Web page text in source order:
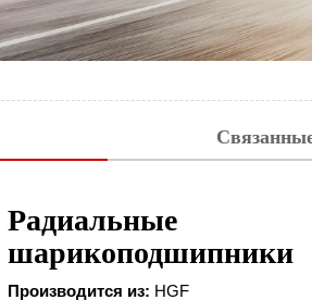
Радиальные
шарикоподшипники
Производится из: HGF